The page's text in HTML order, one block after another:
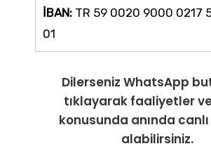
İBAN: TR 59 0020 9000 0217
01
Dilerseniz WhatsApp
tıklayarak faaliyetler
konusunda anında
alabilirsiniz.